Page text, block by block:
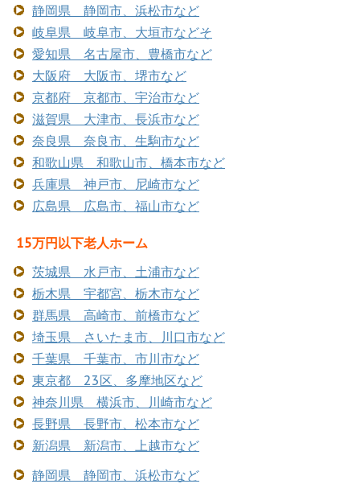
静岡県 静岡市、浜松市など
岐阜県 岐阜市、大垣市などそ
愛知県 名古屋市、豊橋市など
大阪府 大阪市、堺市など
京都府 京都市、宇治市など
滋賀県 大津市、長浜市など
奈良県 奈良市、生駒市など
和歌山県 和歌山市、橋本市など
兵庫県 神戸市、尼崎市など
広島県 広島市、福山市など
15万円以下老人ホーム
茨城県 水戸市、土浦市など
栃木県 宇都宮、栃木市など
群馬県 高崎市、前橋市など
埼玉県 さいたま市、川口市など
千葉県 千葉市、市川市など
東京都 23区、多摩地区など
神奈川県 横浜市、川崎市など
長野県 長野市、松本市など
新潟県 新潟市、上越市など
静岡県 静岡市、浜松市など